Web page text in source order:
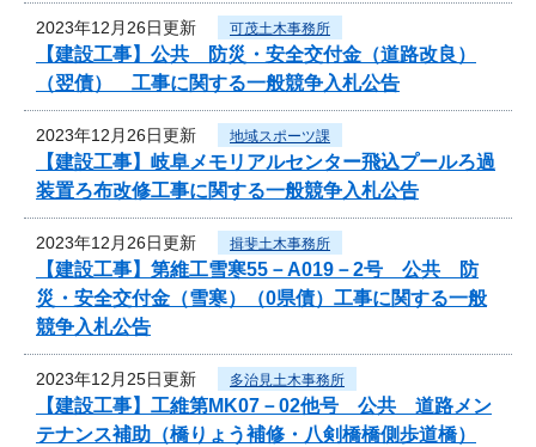
2023年12月26日更新 可茂土木事務所
【建設工事】公共 防災・安全交付金（道路改良）
（翌債） 工事に関する一般競争入札公告
2023年12月26日更新 地域スポーツ課
【建設工事】岐阜メモリアルセンター飛込プールろ過
装置ろ布改修工事に関する一般競争入札公告
2023年12月26日更新 揖斐土木事務所
【建設工事】第維工雪寒55－A019－2号 公共 防
災・安全交付金（雪寒）（0県債）工事に関する一般
競争入札公告
2023年12月25日更新 多治見土木事務所
【建設工事】工維第MK07－02他号 公共 道路メン
テナンス補助（橋りょう補修・八剣橋橋側歩道橋）